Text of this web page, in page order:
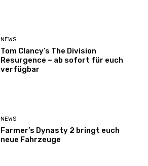
NEWS
Tom Clancy’s The Division
Resurgence – ab sofort für euch
verfügbar
NEWS
Farmer’s Dynasty 2 bringt euch
neue Fahrzeuge